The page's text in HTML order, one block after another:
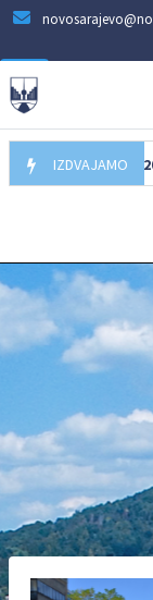
IZDVAJAMO
07.08.2026